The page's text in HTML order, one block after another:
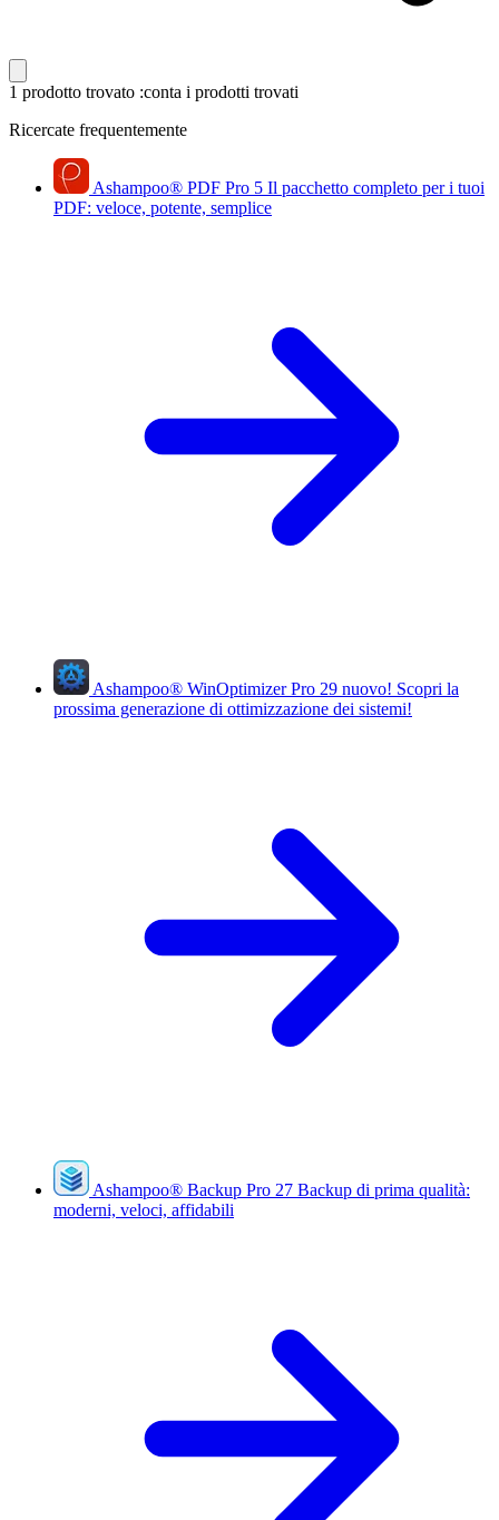
1 prodotto trovato :conta i prodotti trovati
Ricercate frequentemente
Ashampoo® PDF Pro 5 Il pacchetto completo per i tuoi
PDF: veloce, potente, semplice
Ashampoo® WinOptimizer Pro 29 nuovo! Scopri la
prossima generazione di ottimizzazione dei sistemi!
Ashampoo® Backup Pro 27 Backup di prima qualità:
moderni, veloci, affidabili